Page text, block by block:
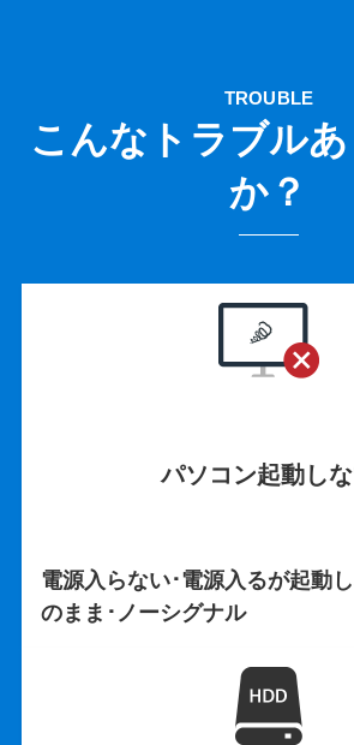
TROUBLE
こんなトラブル
か？
パソコン起動し
電源入らない･電源入るが起動
のまま･ノーシグナル